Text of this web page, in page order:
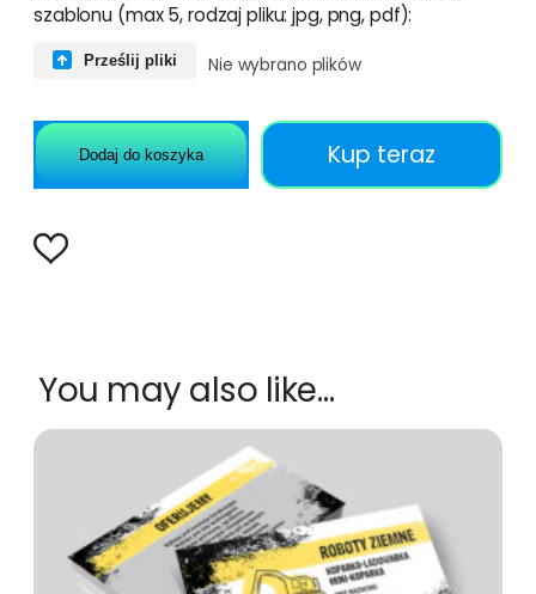
szablonu (max 5, rodzaj pliku: jpg, png, pdf):
Prześlij pliki Nie wybrano plików
Dodaj do koszyka Kup teraz
You may also like…